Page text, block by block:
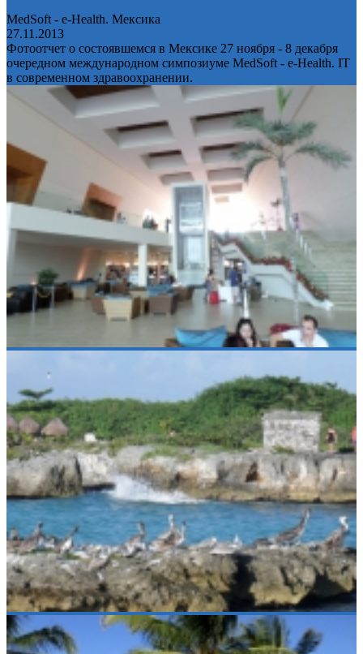
MedSoft - e-Health. Мексика
27.11.2013
Фотоотчет о состоявшемся в Мексике 27 ноября - 8 декабря
очередном международном симпозиуме MedSoft - e-Health. IT
в современном здравоохранении.